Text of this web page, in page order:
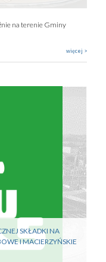
na terenie Gminy
więcej >
SKŁADKI NA
I MACIERZYŃSKIE